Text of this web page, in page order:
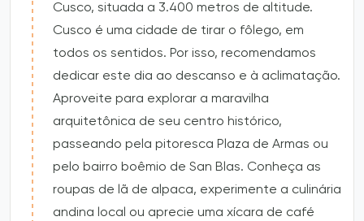
Cusco, situada a 3.400 metros de altitude.
Cusco é uma cidade de tirar o fôlego, em
todos os sentidos. Por isso, recomendamos
dedicar este dia ao descanso e à aclimatação.
Aproveite para explorar a maravilha
arquitetônica de seu centro histórico,
passeando pela pitoresca Plaza de Armas ou
pelo bairro boêmio de San Blas. Conheça as
roupas de lã de alpaca, experimente a culinária
andina local ou aprecie uma xícara de café